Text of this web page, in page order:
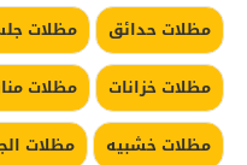
مظلات حدائق
مظلات
مظلات خزانات
مظلات
مظلات خشبيه
مظلات